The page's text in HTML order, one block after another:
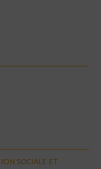
SOCIALE ET